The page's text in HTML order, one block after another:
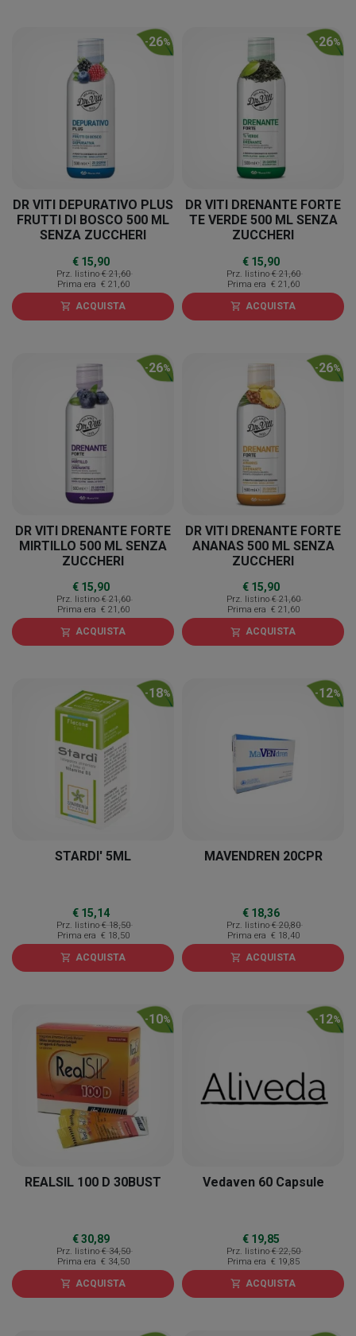
-26%
DR VITI DEPURATIVO PLUS
FRUTTI DI BOSCO 500 ML
SENZA ZUCCHERI
€ 15,90
Prz. listino € 21,60
Prima era € 21,60
shopping_cart ACQUISTA
-26%
DR VITI DRENANTE FORTE
TE VERDE 500 ML SENZA
ZUCCHERI
€ 15,90
Prz. listino € 21,60
Prima era € 21,60
shopping_cart ACQUISTA
-26%
DR VITI DRENANTE FORTE
MIRTILLO 500 ML SENZA
ZUCCHERI
€ 15,90
Prz. listino € 21,60
Prima era € 21,60
shopping_cart ACQUISTA
-26%
DR VITI DRENANTE FORTE
ANANAS 500 ML SENZA
ZUCCHERI
€ 15,90
Prz. listino € 21,60
Prima era € 21,60
shopping_cart ACQUISTA
-18%
STARDI' 5ML
€ 15,14
Prz. listino € 18,50
Prima era € 18,50
shopping_cart ACQUISTA
-12%
MAVENDREN 20CPR
€ 18,36
Prz. listino € 20,80
Prima era € 18,40
shopping_cart ACQUISTA
-10%
REALSIL 100 D 30BUST
€ 30,89
Prz. listino € 34,50
Prima era € 34,50
shopping_cart ACQUISTA
-12%
Vedaven 60 Capsule
€ 19,85
Prz. listino € 22,50
Prima era € 19,85
shopping_cart ACQUISTA